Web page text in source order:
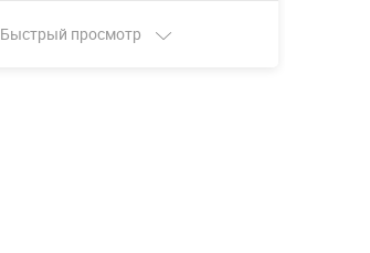
Быстрый просмотр